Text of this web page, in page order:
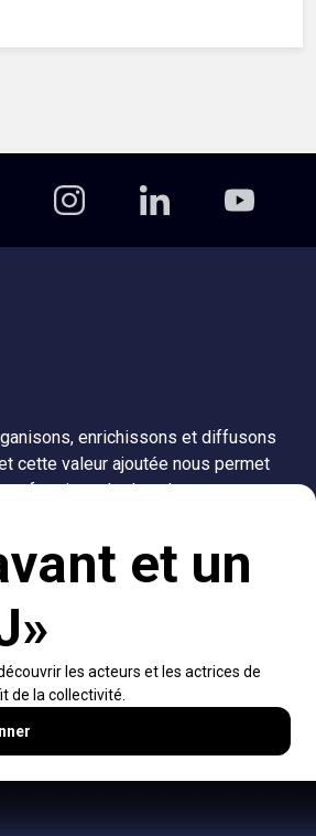
enrichissons et diffusons
cette valeur ajoutée nous permet
professionnels dans leurs
du droit.
Notifications et fils RSS